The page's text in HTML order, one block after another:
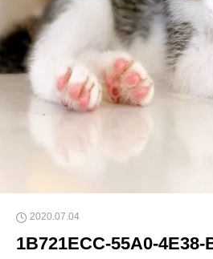
2020.07.04
1B721ECC-55A0-4E38-